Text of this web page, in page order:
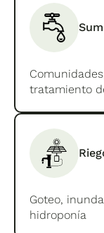
tratamiento
Goteo,
hidroponía